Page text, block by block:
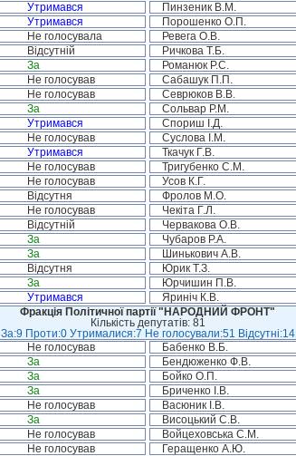
Утримався Пинзеник В.М.
Утримався Порошенко О.П.
Не голосувала Ревега О.В.
Відсутній Ричкова Т.Б.
За Романюк Р.С.
Не голосував Сабашук П.П.
Не голосував Севрюков В.В.
За Сольвар Р.М.
Утримався Спориш І.Д.
Не голосував Суслова І.М.
Утримався Ткачук Г.В.
Не голосував Тригубенко С.М.
Не голосував Усов К.Г.
Відсутня Фролов М.О.
Не голосував Чекіта Г.Л.
Відсутній Червакова О.В.
За Чубаров Р.А.
За Шинькович А.В.
Відсутня Юрик Т.З.
За Юрчишин П.В.
Утримався Яриніч К.В.
Фракція Політичної партії "НАРОДНИЙ ФРОНТ"
Кількість депутатів: 81
За:9 Проти:0 Утрималися:7 Не голосували:51 Відсутні:14
Не голосував Бабенко В.Б.
За Бендюженко Ф.В.
За Бойко О.П.
За Бриченко І.В.
Не голосував Васюник І.В.
За Висоцький С.В.
Не голосував Войцеховська С.М.
Не голосував Геращенко А.Ю.